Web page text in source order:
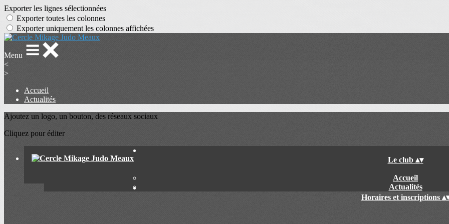
Exporter les lignes sélectionnées
Exporter toutes les colonnes
Exporter uniquement les colonnes affichées
Menu
<
>
Accueil
Actualités
Ajoutez un logo, un bouton, des réseaux sociaux
Cliquez pour éditer
Le club ▴▾
Accueil
Actualités
Horaires et inscriptions ▴